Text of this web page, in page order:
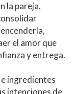
la pareja,
el amor que
y entrega.
ingredientes
intenciones de